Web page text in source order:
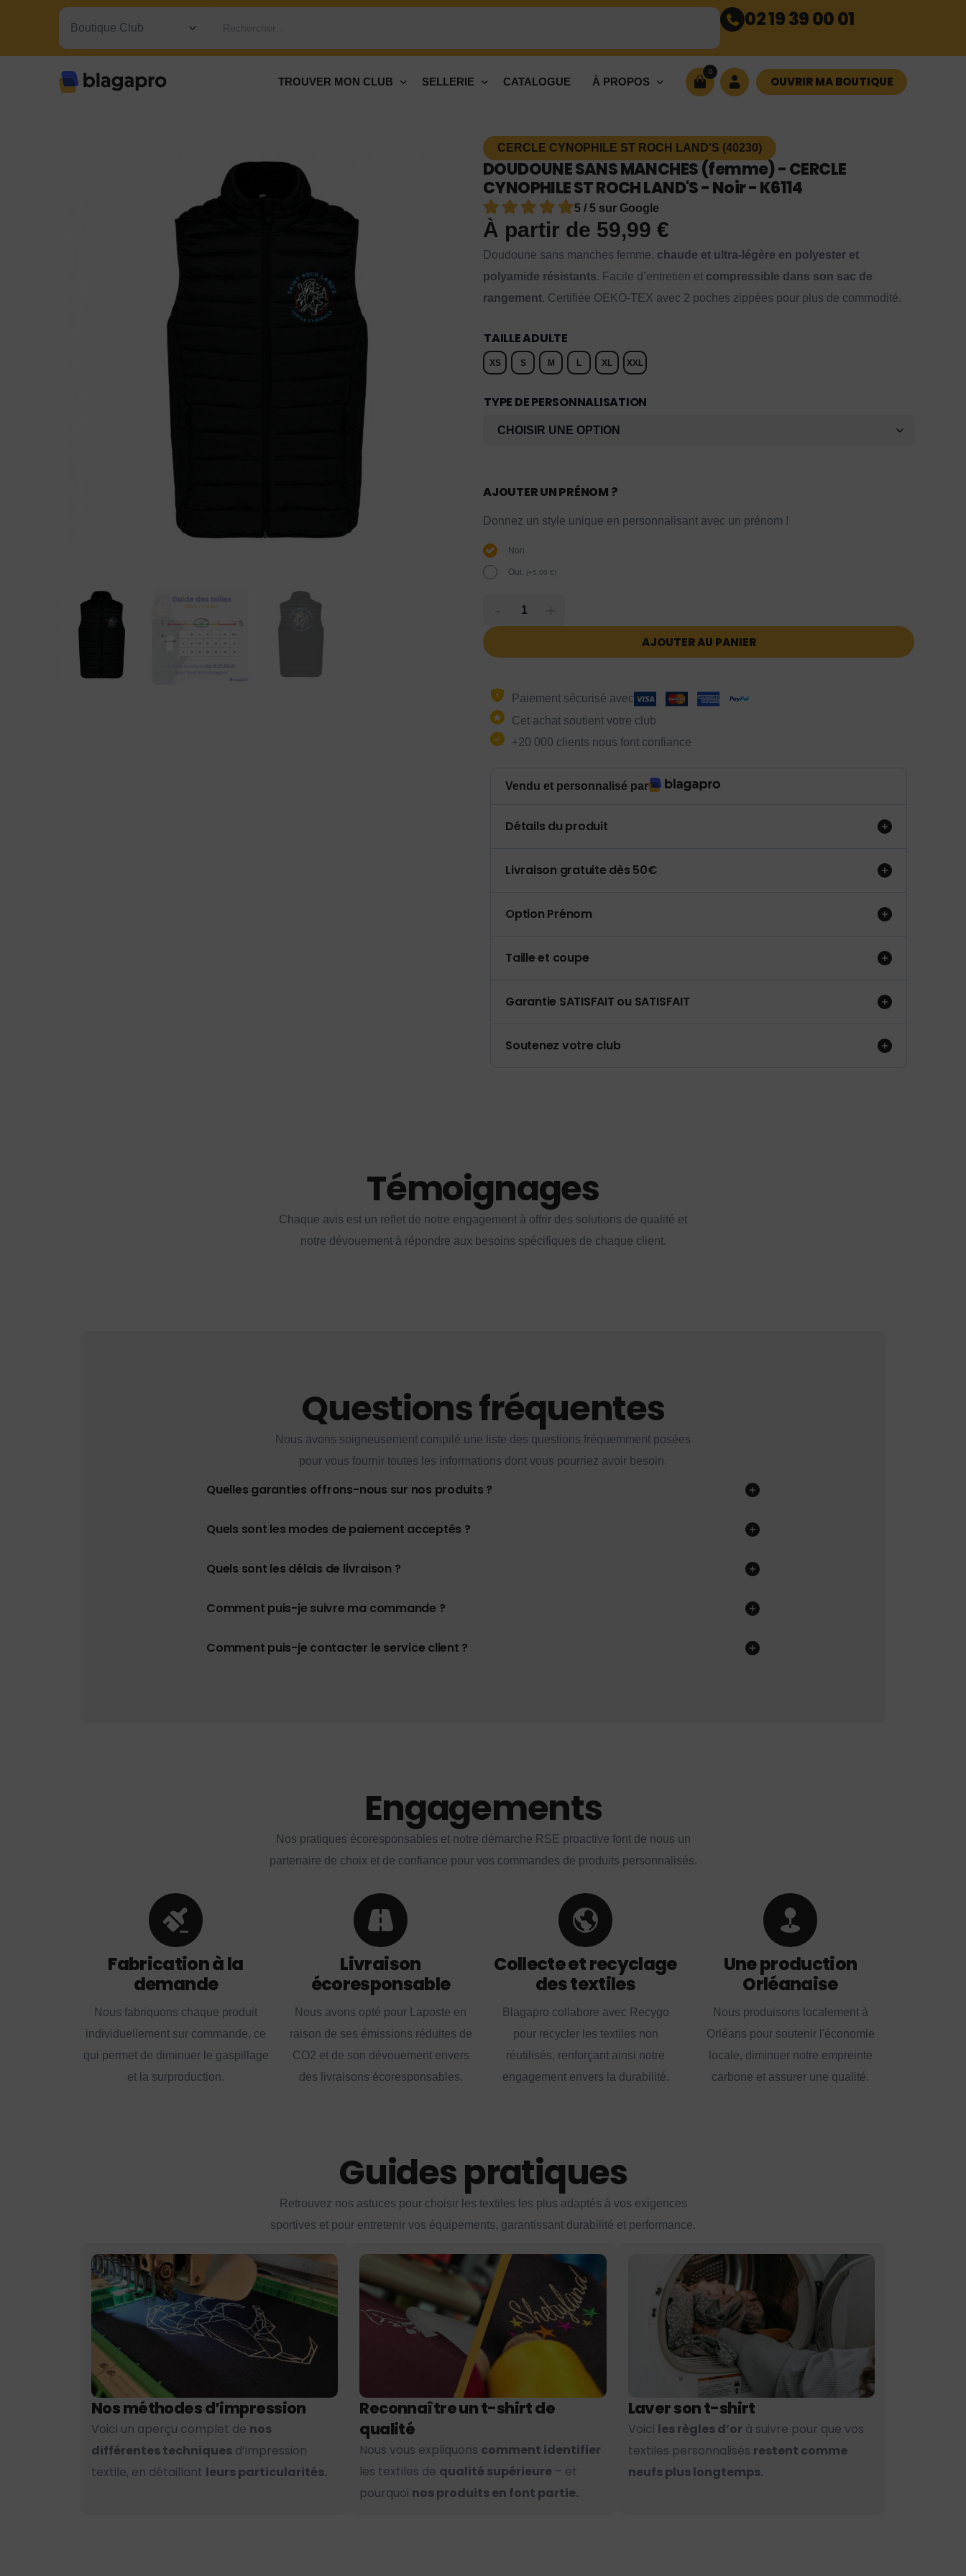
Rechercher… 02 19 39 00 01
TROUVER MON CLUB SELLERIE CATALOGUE À PROPOS
0
OUVRIR MA BOUTIQUE
CERCLE CYNOPHILE ST ROCH LAND'S (40230)
DOUDOUNE SANS MANCHES (femme) - CERCLE
CYNOPHILE ST ROCH LAND'S - Noir - K6114
5 / 5 sur Google
À partir de 59,99 €
Doudoune sans manches femme, chaude et ultra-légère en polyester et
polyamide résistants. Facile d’entretien et compressible dans son sac de
rangement. Certifiée OEKO-TEX avec 2 poches zippées pour plus de commodité.
TAILLE ADULTE
XS S M L XL XXL
TYPE DE PERSONNALISATION
AJOUTER UN PRÉNOM ?
Donnez un style unique en personnalisant avec un prénom !
Non
Oui. (+5,00 €)
AJOUTER AU PANIER
Paiement sécurisé avec
Cet achat soutient votre club
+20 000 clients nous font confiance
Vendu et personnalisé par
Détails du produit
Livraison gratuite dès 50€
Option Prénom
Taille et coupe
Garantie SATISFAIT ou SATISFAIT
Soutenez votre club
Témoignages
Chaque avis est un reflet de notre engagement à offrir des solutions de qualité et
notre dévouement à répondre aux besoins spécifiques de chaque client.
Questions fréquentes
Nous avons soigneusement compilé une liste des questions fréquemment posées
pour vous fournir toutes les informations dont vous pourriez avoir besoin.
Quelles garanties offrons-nous sur nos produits ?
Quels sont les modes de paiement acceptés ?
Quels sont les délais de livraison ?
Comment puis-je suivre ma commande ?
Comment puis-je contacter le service client ?
Engagements
Nos pratiques écoresponsables et notre démarche RSE proactive font de nous un
partenaire de choix et de confiance pour vos commandes de produits personnalisés.
Fabrication à la
demande
Nous fabriquons chaque produit
individuellement sur commande, ce
qui permet de diminuer le gaspillage
et la surproduction.
Livraison
écoresponsable
Nous avons opté pour Laposte en
raison de ses émissions réduites de
CO2 et de son dévouement envers
des livraisons écoresponsables.
Collecte et recyclage
des textiles
Blagapro collabore avec Recygo
pour recycler les textiles non
réutilisés, renforçant ainsi notre
engagement envers la durabilité.
Une production
Orléanaise
Nous produisons localement à
Orléans pour soutenir l'économie
locale, diminuer notre empreinte
carbone et assurer une qualité.
Guides pratiques
Retrouvez nos astuces pour choisir les textiles les plus adaptés à vos exigences
sportives et pour entretenir vos équipements, garantissant durabilité et performance.
Nos méthodes d’impression
Voici un aperçu complet de nos
différentes techniques d’impression
textile, en détaillant leurs particularités.
Reconnaître un t-shirt de
qualité
Nous vous expliquons comment identifier
les textiles de qualité supérieure – et
pourquoi nos produits en font partie.
Laver son t-shirt
Voici les règles d’or à suivre pour que vos
textiles personnalisés restent comme
neufs plus longtemps.